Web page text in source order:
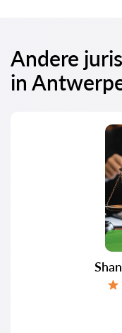
Andere
in